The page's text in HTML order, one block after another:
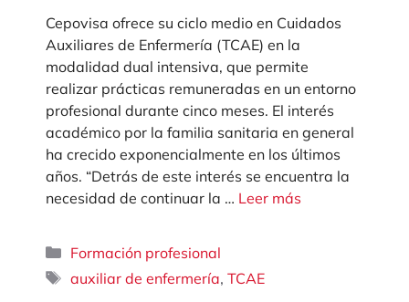
Cepovisa ofrece su ciclo medio en Cuidados
Auxiliares de Enfermería (TCAE) en la
modalidad dual intensiva, que permite
realizar prácticas remuneradas en un entorno
profesional durante cinco meses. El interés
académico por la familia sanitaria en general
ha crecido exponencialmente en los últimos
años. “Detrás de este interés se encuentra la
necesidad de continuar la … Leer más
Categorías
Formación profesional
Etiquetas
auxiliar de enfermería,TCAE